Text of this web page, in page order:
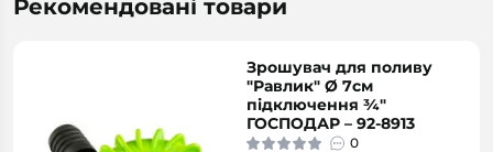
Рекомендовані товари
Зрошувач для поливу
"Равлик" Ø 7см
підключення ¾"
ГОСПОДАР – 92-8913
0